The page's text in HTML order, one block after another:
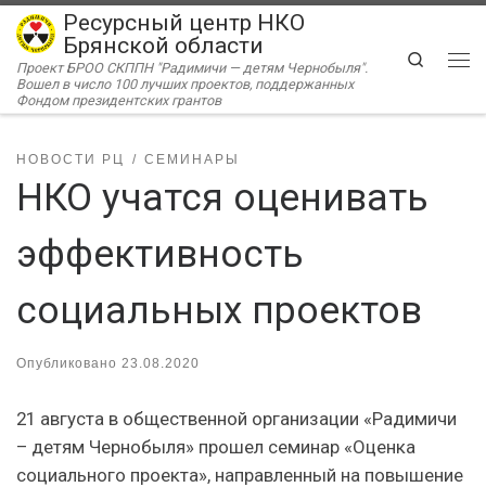
Перейти к содержимому
Ресурсный центр НКО
Брянской области
Проект БРОО СКППН "Радимичи — детям Чернобыля".
Вошел в число 100 лучших проектов, поддержанных
Фондом президентских грантов
Search
НОВОСТИ РЦ СЕМИНАРЫ
НКО учатся оценивать
эффективность
социальных проектов
Опубликовано 23.08.2020
21 августа в общественной организации «Радимичи
– детям Чернобыля» прошел семинар «Оценка
социального проекта», направленный на повышение